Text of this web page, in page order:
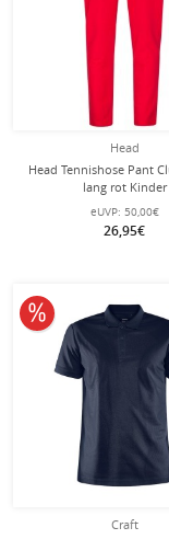
Head
Head Tennishose Pant
lang rot Kinder
eUVP: 50,00€
26,95€
Craft
10% reduziert